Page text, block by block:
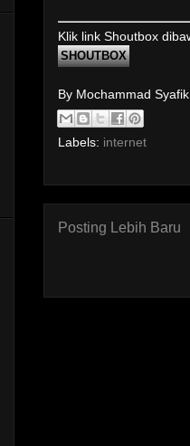
Klik link Shoutbox
SHOUTBOX
By Mochammad
Labels: internet
Posting Lebih Baru